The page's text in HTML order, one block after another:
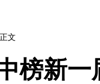
文
榜新一